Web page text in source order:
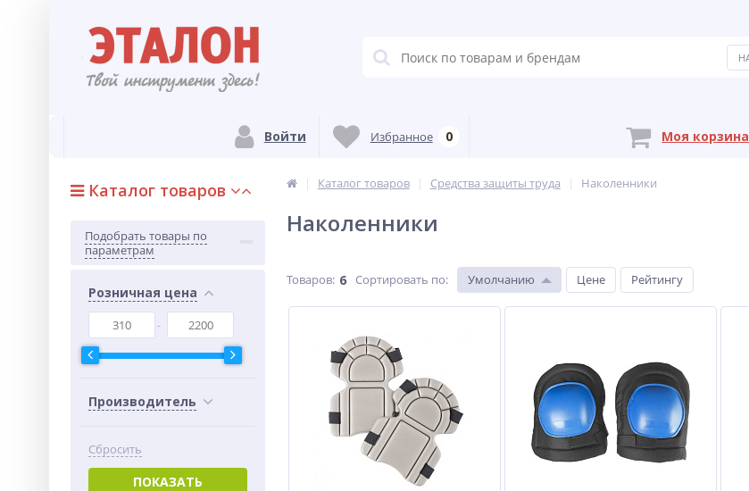
Войти Избранное 0 Моя корзина
Каталог товаров
Подобрать товары по
параметрам
Розничная цена
Производитель
Сбросить
ПОКАЗАТЬ
Каталог товаров Средства защиты труда Наколенники
Наколенники
Товаров: 6 Сортировать по: Умолчанию Цене Рейтингу